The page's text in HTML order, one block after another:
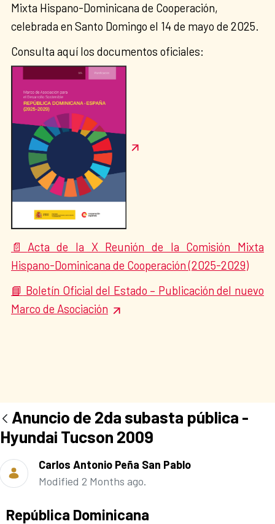
Mixta Hispano-Dominicana de Cooperación,
celebrada en Santo Domingo el 14 de mayo de 2025.
Consulta aquí los documentos oficiales:
📄 Acta de la X Reunión de la Comisión Mixta
Hispano-Dominicana de Cooperación (2025-2029)
📘 Boletín Oficial del Estado – Publicación del nuevo
Marco de Asociación
Anuncio de 2da subasta pública -
Hyundai Tucson 2009
Carlos Antonio Peña San Pablo
Modified 2 Months ago.
Ad section:
República Dominicana